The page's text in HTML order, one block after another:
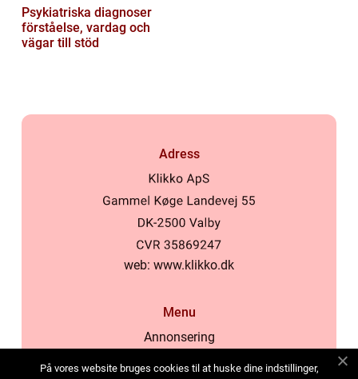
Psykiatriska diagnoser
förståelse, vardag och
vägar till stöd
Adress
web: www.klikko.dk
Menu
Annonsering
På vores website bruges cookies til at huske dine indstillinger,